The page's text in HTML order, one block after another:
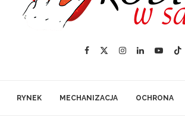
RYNEK MECHANIZACJA OCHRONA